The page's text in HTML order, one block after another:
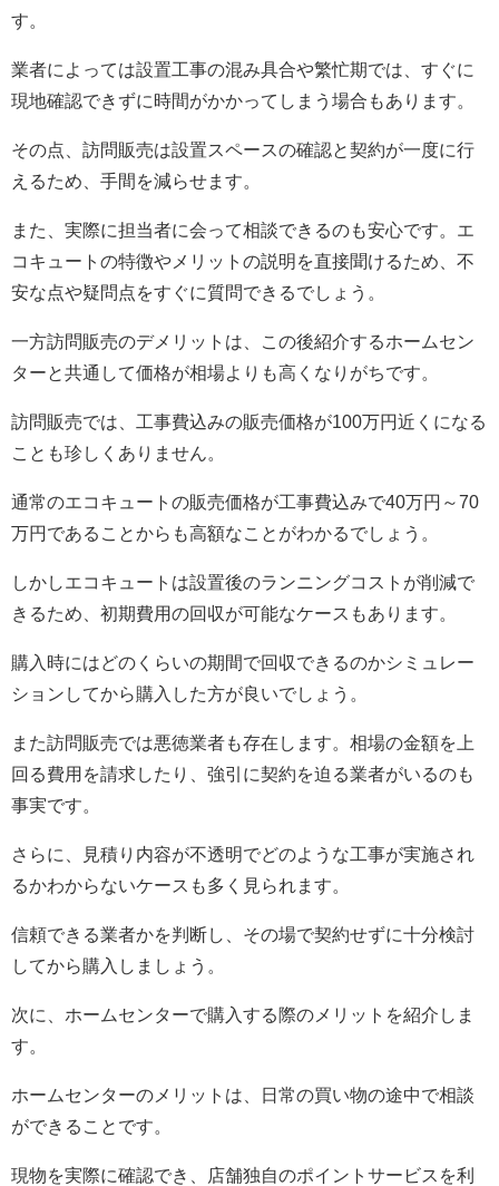
す。
業者によっては設置工事の混み具合や繁忙期では、すぐに
現地確認できずに時間がかかってしまう場合もあります。
その点、訪問販売は設置スペースの確認と契約が一度に行
えるため、手間を減らせます。
また、実際に担当者に会って相談できるのも安心です。エ
コキュートの特徴やメリットの説明を直接聞けるため、不
安な点や疑問点をすぐに質問できるでしょう。
一方訪問販売のデメリットは、この後紹介するホームセン
ターと共通して価格が相場よりも高くなりがちです。
訪問販売では、工事費込みの販売価格が100万円近くになる
ことも珍しくありません。
通常のエコキュートの販売価格が工事費込みで40万円～70
万円であることからも高額なことがわかるでしょう。
しかしエコキュートは設置後のランニングコストが削減で
きるため、初期費用の回収が可能なケースもあります。
購入時にはどのくらいの期間で回収できるのかシミュレー
ションしてから購入した方が良いでしょう。
また訪問販売では悪徳業者も存在します。相場の金額を上
回る費用を請求したり、強引に契約を迫る業者がいるのも
事実です。
さらに、見積り内容が不透明でどのような工事が実施され
るかわからないケースも多く見られます。
信頼できる業者かを判断し、その場で契約せずに十分検討
してから購入しましょう。
次に、ホームセンターで購入する際のメリットを紹介しま
す。
ホームセンターのメリットは、日常の買い物の途中で相談
ができることです。
現物を実際に確認でき、店舗独自のポイントサービスを利